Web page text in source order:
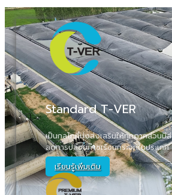
Standard T-VER
เป็นกลไกที่มุ่งส่งเสริมให้ทุกภาคส่วนมี
ลดการปล่อยก๊าซเรือนกระจกในประเทศ
เรียนรู้เพิ่มเติม